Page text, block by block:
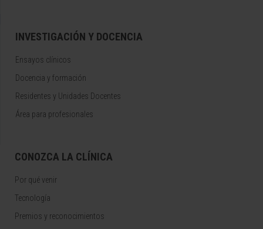
INVESTIGACIÓN Y DOCENCIA
Ensayos clínicos
Docencia y formación
Residentes y Unidades Docentes
Área para profesionales
CONOZCA LA CLÍNICA
Por qué venir
Tecnología
Premios y reconocimientos